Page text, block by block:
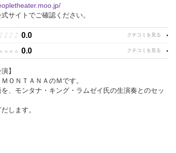
サイトでご確認ください。
♪ ♪ ♪ ♪ 0.0
★ ★ ★ ★ 0.0
】
ＯＮＴＡＮＡのＭです。
、モンタナ・キング・ラムゼイ氏の生演奏とのセッ
します。